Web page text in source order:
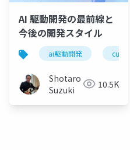
AI 駆動開発の最前線と
今後の開発スタイル
ai駆動開発 cursor
Shotaro
Suzuki
10.5K